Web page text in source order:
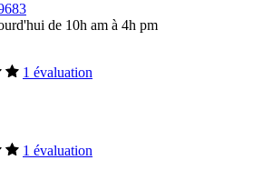
de 10h am à 4h pm
1 évaluation
1 évaluation